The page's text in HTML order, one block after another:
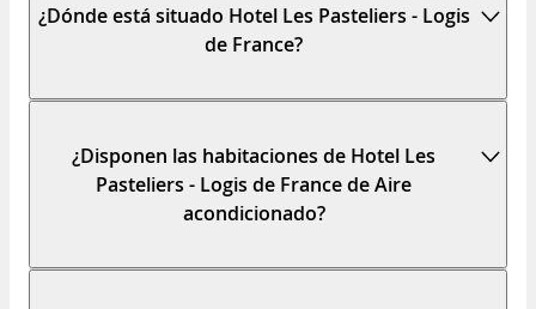
¿Dónde está situado Hotel Les Pasteliers - Logis
de France?
¿Disponen las habitaciones de Hotel Les
Pasteliers - Logis de France de Aire
acondicionado?